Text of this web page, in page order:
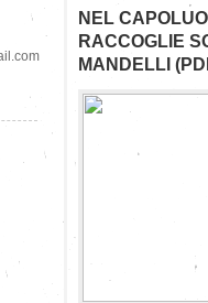
NEL
RACCOGLIE
MANDELLI